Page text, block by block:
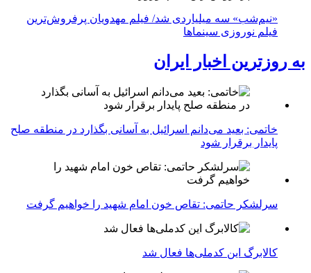
«نیم‌شب» سه میلیاردی شد/ فیلم مهدویان پرفروش‌ترین
فیلم نوروزی سینماها
به روزترین اخبار ایران
خاتمی: بعید می‌دانم اسرائیل به آسانی بگذارد در منطقه صلح
پایدار برقرار شود
سرلشکر حاتمی: تقاص خون امام شهید را خواهیم گرفت
کالابرگ این کدملی‌ها فعال شد